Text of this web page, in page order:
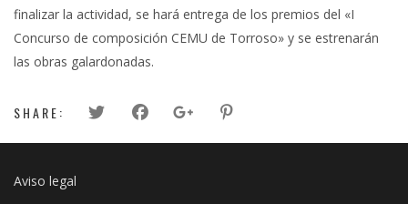
finalizar la actividad, se hará entrega de los premios del «I
Concurso de composición CEMU de Torroso» y se estrenarán
las obras galardonadas.
SHARE:
Aviso legal